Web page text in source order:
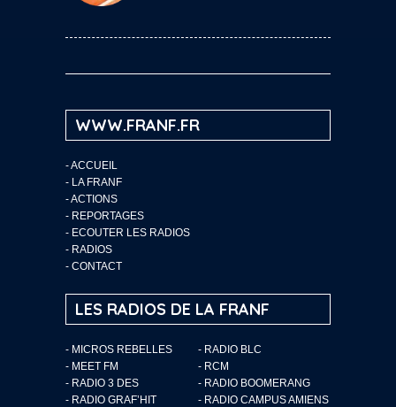
WWW.FRANF.FR
-ACCUEIL
- LA FRANF
-ACTIONS
- REPORTAGES
- ECOUTER LES RADIOS
- RADIOS
- CONTACT
LES RADIOS DE LA FRANF
- MICROS REBELLES
- RADIO BLC
- MEET FM
- RCM
- RADIO 3 DES
- RADIO BOOMERANG
- RADIO GRAF’HIT
- RADIO CAMPUS AMIENS